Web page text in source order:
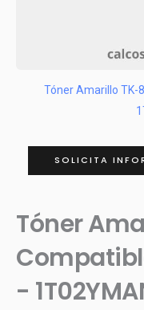
Tóner Amarillo TK-
SOLICITA
Tóner
-